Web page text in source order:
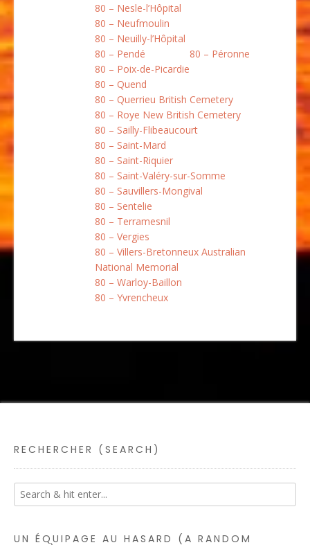
80 – Nesle-l’Hôpital
80 – Neufmoulin
80 – Neuilly-l’Hôpital
80 – Pendé
80 – Péronne
80 – Poix-de-Picardie
80 – Quend
80 – Querrieu British Cemetery
80 – Roye New British Cemetery
80 – Sailly-Flibeaucourt
80 – Saint-Mard
80 – Saint-Riquier
80 – Saint-Valéry-sur-Somme
80 – Sauvillers-Mongival
80 – Sentelie
80 – Terramesnil
80 – Vergies
80 – Villers-Bretonneux Australian
National Memorial
80 – Warloy-Baillon
80 – Yvrencheux
RECHERCHER (SEARCH)
UN ÉQUIPAGE AU HASARD (A RANDOM